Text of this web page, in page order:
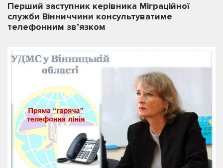
Перший заступник керівника Міграційної
служби Вінниччини консультуватиме
телефонним зв’язком